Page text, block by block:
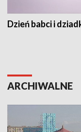
Dzień babci i
ARCHIWALNE